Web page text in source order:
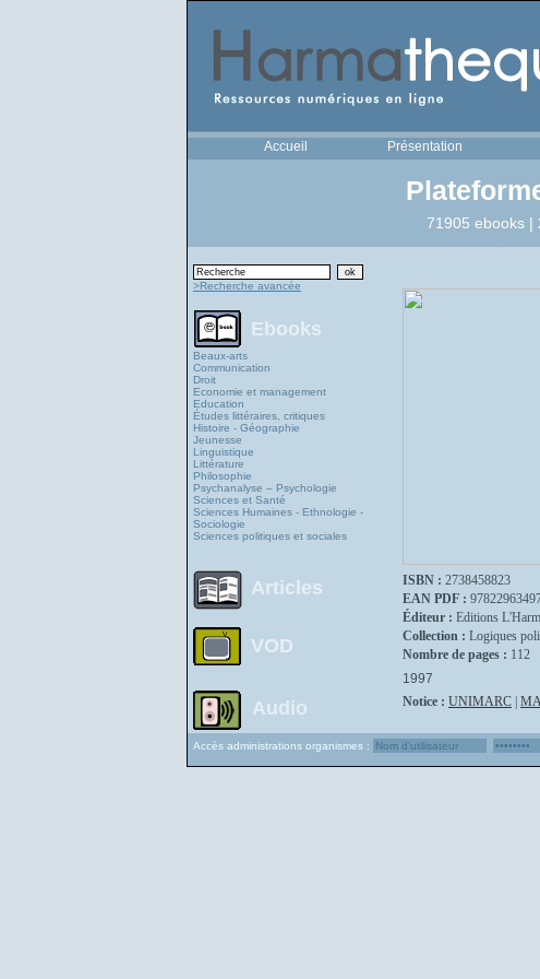
Accueil Présentation
71905 ebooks |
>Recherche avancée
Ebooks
Beaux-arts
Communication
Droit
Economie et management
Education
Études littéraires, critiques
Histoire - Géographie
Jeunesse
Linguistique
Littérature
Philosophie
Psychanalyse – Psychologie
Sciences et Santé
Sciences Humaines - Ethnologie -
Sociologie
Sciences politiques et sociales
Articles
VOD
Audio
ISBN : 2738458823
EAN PDF :
Éditeur : Editions
Collection : Logiques
Nombre de pages : 112
1997
Notice : UNIMARC
Accès administrations organismes :